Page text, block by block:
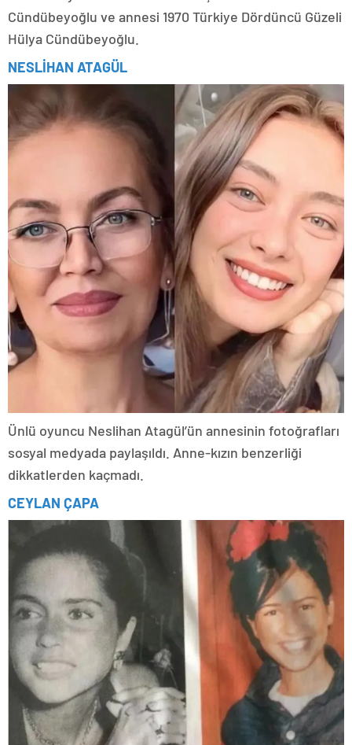
Cündübeyoğlu ve annesi 1970 Türkiye Dördüncü Güzeli
Hülya Cündübeyoğlu.
NESLİHAN ATAGÜL
Ünlü oyuncu Neslihan Atagül’ün annesinin fotoğrafları
sosyal medyada paylaşıldı. Anne-kızın benzerliği
dikkatlerden kaçmadı.
CEYLAN ÇAPA